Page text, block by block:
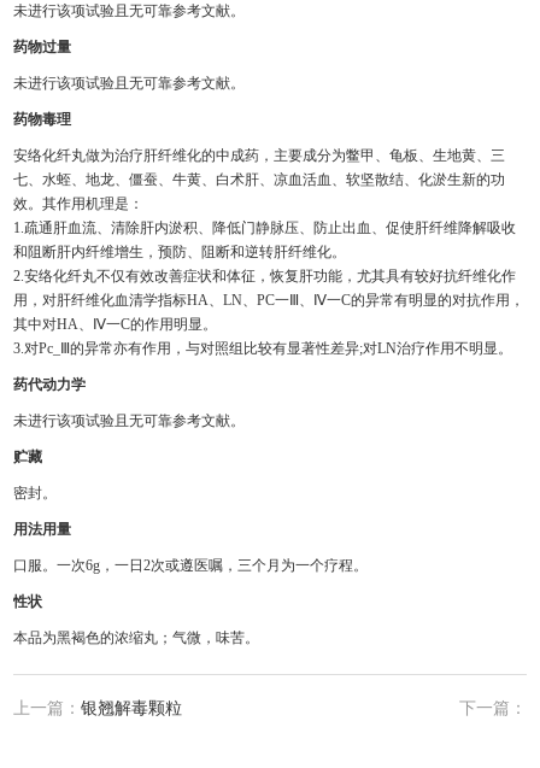
未进行该项试验且无可靠参考文献。
药物过量
未进行该项试验且无可靠参考文献。
药物毒理
安络化纤丸做为治疗肝纤维化的中成药，主要成分为鳖甲、龟板、生地黄、三
七、水蛭、地龙、僵蚕、牛黄、白术肝、凉血活血、软坚散结、化淤生新的功
效。其作用机理是：
1.疏通肝血流、清除肝内淤积、降低门静脉压、防止出血、促使肝纤维降解吸收
和阻断肝内纤维增生，预防、阻断和逆转肝纤维化。
2.安络化纤丸不仅有效改善症状和体征，恢复肝功能，尤其具有较好抗纤维化作
用，对肝纤维化血清学指标HA、LN、PC一Ⅲ、Ⅳ一C的异常有明显的对抗作用，
其中对HA、Ⅳ一C的作用明显。
3.对Pc_Ⅲ的异常亦有作用，与对照组比较有显著性差异;对LN治疗作用不明显。
药代动力学
未进行该项试验且无可靠参考文献。
贮藏
密封。
用法用量
口服。一次6g，一日2次或遵医嘱，三个月为一个疗程。
性状
本品为黑褐色的浓缩丸；气微，味苦。
上一篇：银翘解毒颗粒 下一篇：